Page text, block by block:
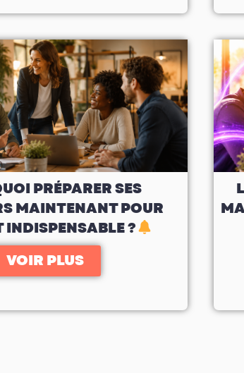
PRÉPARER SES
MAINTENANT POUR
INDISPENSABLE ?
VOIR PLUS